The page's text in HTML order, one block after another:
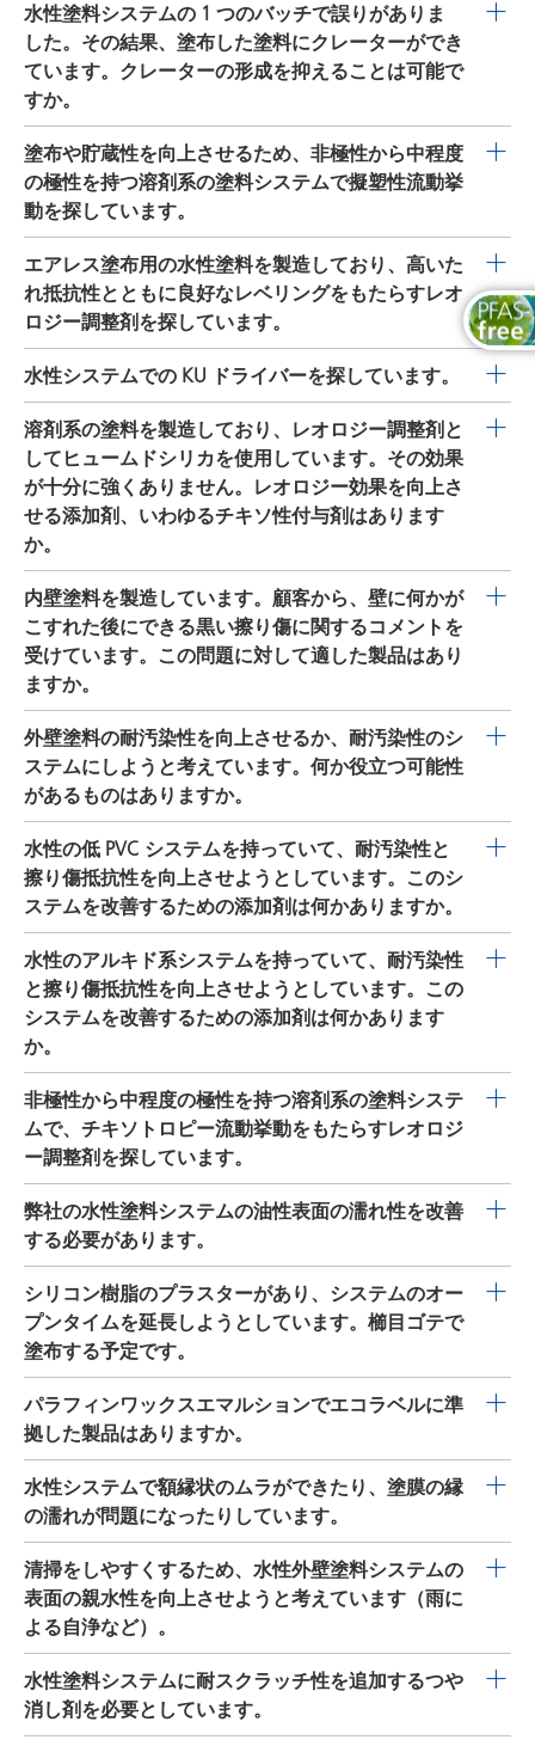
熱可塑性プラスチック
木工および家具用塗料
水性塗料システムの 1 つのバッチで誤りがありま
した。その結果、塗布した塗料にクレーターができ
ています。クレーターの形成を抑えることは可能で
すか。
BYK-3450とBYK-3451は、非常に小さく移動性のあるシ
リコン系界面活性剤用添加剤です。表面張力の大きな差
を補い、表面のクレーター形成を抑制します。
塗布や貯蔵性を向上させるため、非極性から中程度
の極性を持つ溶剤系の塗料システムで擬塑性流動挙
動を探しています。
GARAMITE-7303は、従来の有機親和性フィロケイ酸塩
（有機粘土）と比較して複数の利点を提供するレオロジ
ー添加剤です。従来のフィロケイ酸塩は通常、分散を保
つために高せん断力での導入と極性のアクチベーターを
必要とします。これに対して、GARAMITE-7303は中程
度のせん断力の下、溶剤およびバインダーへ容易に導入
および活性化することが可能です。本添加剤は高擬塑性
粘度プロファイルを持っています。GARAMITE-7303
は、低せん断領域で高粘度の調合を製造することを可能
にし、その結果、非常に優れた沈降防止性およびシネレ
シス防止性が得られます。せん断力を加えることにより
粘度が大幅に低下し、塗布性が大幅に向上します。本添
加剤はさまざまな方法で導入可能です。GARAMITE-7303
をミルベースで直接分散させるか、溶剤中の 10～15％の
ペーストとしてミルベースまたはレットダウンに添加し
ます。本添加剤は、十分なせん断力で溶剤に導入する必
要があります。ミリング工程中に添加する場合は、顔料
とフィラーを添加する前に、中程度のせん断力でバイン
ダーおよび溶剤に事前に分散させることを推奨します。
GARAMITE-7303の効果は、ブースターや少量の極性溶
剤または水を添加することでさらに強化することが可能
です。
エアレス塗布用の水性塗料を製造しており、高いた
れ抵抗性とともに良好なレベリングをもたらすレオ
ロジー調整剤を探しています。
RHEOBYK-7610は、低せん断領域で粘度をかなり増加さ
せると同時に、非常に良好なレベリングを維持します。
本添加剤は液体で、取り扱いが容易です。貯蔵安定性が
向上します。導入の際に、pH 値の調整や温度制御は不要
です。自己レベリングおよび高いたれ防止性のため、
RHEOBYK-7610の使用はエアレス、エアミックス、HVLP
塗布用のシステムでの使用が特に推奨されます。高せん
断領域で有効なレオロジー添加剤と併用することで、最
適な加工性が得られます。 推奨レベル： 目標とする調合
の性質に応じて、全調合に対して 0.2～2％の添加剤（納
入形態）。 上記の推奨レベルを方針として使用すること
ができます。最適なレベルは、一連のラボ試験を通して
決定されます。
水性システムでの KU ドライバーを探しています。
RHEOBYK-M 2600 VFは、中せん断領域で粘度を大幅に
増加させます。本添加剤を使用すると、塗布の際のスパ
ッタが抑制され、良好なレベリングを持つより厚い層が
得られます。本添加剤は液体なので、取り扱いが簡単で
す。導入の際に、pH 値の調整や温度制御は不要です。
RHEOBYK-M 2600 VFは、アクリル酸、アクリル酸スチ
レン、ポリ酢酸ビニルのバインダーベースの多様な水系
や、PU およびアルキド系エマルション、エポキシ分散液
で使用されます。 推奨レベル： 目標とする調合の性質に
応じて、全調合に対して 0.4～2％の添加剤（納入形
態）。 上記の推奨レベルを方針として使用することがで
きます。最適なレベルは、一連のラボ試験を通して決定
されます。
溶剤系の塗料を製造しており、レオロジー調整剤と
してヒュームドシリカを使用しています。その効果
が十分に強くありません。レオロジー効果を向上さ
せる添加剤、いわゆるチキソ性付与剤はあります
か。
RHEOBYK-7405は、芳香族フリーおよびスズフリーのレ
オロジー添加剤で、チキソトロピー促進剤として、有機
親和性フィロケイ酸塩または発熱性ヒュームドシリカを
含有する無溶剤型および溶剤系のシステムで使用されま
す。本添加剤は、フィロケイ酸塩やヒュームドシリカの
3 次元ネットワーク構造に架橋を追加して強化し、それ
によりチキソトロピーを促進します。この理由から、フ
ィロケイ酸塩またはヒュームドシリカが少量でも、十分
に高いたれ防止性とレベリングの向上が得られます。透
明仕上げと顔料系のシステムの両方で、チキソトロピー
が顕著にかなり促進されます。 RHEOBYK-7405は、有機
親和性フィロケイ酸塩または発熱性ヒュームドシリカの
分散前後に撹拌中の調合に添加することができます。 推
奨レベル： 有機物親和性フィロケイ酸塩または発熱性ヒ
ュームドシリカに対して 10～40％ の添加剤（納入形
態）。 上記の推奨レベルを方針として使用することがで
きます。最適なレベルは、一連のラボ試験を通して決定
されます。
内壁塗料を製造しています。顧客から、壁に何かが
こすれた後にできる黒い擦り傷に関するコメントを
受けています。この問題に対して適した製品はあり
ますか。
CERAFLOUR 916は壁塗料に表面構造を形成し、機械的応
力から保護する盾の役割を果たします。中および高 PVC
システムの擦り傷抵抗性および耐汚染性を向上させま
す。
外壁塗料の耐汚染性を向上させるか、耐汚染性のシ
ステムにしようと考えています。何か役立つ可能性
があるものはありますか。
CERAFLOUR 916は表面構造を形成し、システムの機械的
抵抗性を向上させ、汚染物やその他の粒子の付着を抑制
します。特殊な微細化ワックスとポリマーの混合によ
り、清掃のしやすさを向上させます。
水性の低 PVC システムを持っていて、耐汚染性と
擦り傷抵抗性を向上させようとしています。このシ
ステムを改善するための添加剤は何かありますか。
BYK-378は、高分子シリコン添加剤で、表面の上部に移
動してシステムのレベリングおよびスリップ性を向上さ
せます。これにより、汚染物が表面に付着できなくな
り、機械的応力のレベルが減少し、どのような物体も滑
りやすくなります。
水性のアルキド系システムを持っていて、耐汚染性
と擦り傷抵抗性を向上させようとしています。この
システムを改善するための添加剤は何かあります
か。
AQUACER 497はパラフィン系ワックスエマルション
で、アルキド系エマルションなどとの相溶性が非常に高
く、優れた表面のスリップ性および撥水性が得られま
す。これにより、汚染物が表面に付着できなくなり、機
械的応力のレベルが減少し、どのような物体も滑りやす
くなります。
非極性から中程度の極性を持つ溶剤系の塗料システ
ムで、チキソトロピー流動挙動をもたらすレオロジ
ー調整剤を探しています。
CLAYTONE-AFは、非極性から中程度の極性を持つシステ
ムでチキソトロピー流動挙動を生成するための、有機親
和性フィロケイ酸塩ベースの粉末状レオロジー添加剤で
す。その特別な有機的修飾のため、 CLAYTONE-AFは非極
性から中程度の極性を持つコーティングシステムの流動
挙動に影響を与えるのに最適です。本添加剤を使用する
とチキソトロピー流動挙動が得られるため、たれ防止性
が向上すると同時に、良好なレベリングが維持されま
す。また、貯蔵安定性が最適化され、顔料やフィラーの
沈降を防止します。本添加剤は撹拌中に導入され、でき
れば少なくとも 10 分間、高せん断力でミルベースで分
散させます。または、10％のペーストを使用して導入す
ることも可能です。
CLAYTONE-AFの効果は、ブースター
や少量の極性溶剤または水を添加することで強化するこ
とが可能です。 推奨レベル： 全調合に対して 0.3～2％
の添加剤（納入形態）。 上記の推奨レベルを方針として
使用することができます。最適なレベルは、一連のラボ
試験を通して決定されます。
弊社の水性塗料システムの油性表面の濡れ性を改善
する必要があります。
BYK-3450とBYK-3451は、非常に小さく移動性のあるシ
リコン系界面活性剤用添加剤です。表面張力を大幅に減
少させることで、塗料システムよりも表面張力が小さい
表面（油性金属またはその他の非極性表面など）での濡
れ性が向上します。
シリコン樹脂のプラスターがあり、システムのオー
プンタイムを延長しようとしています。櫛目ゴテで
塗布する予定です。
AQUACER 497と AQUACER 539はパラフィン系ワック
スエマルションです。低融点のワックス粒子が、櫛目ゴ
テで塗布する際、滑らかな仕上げ面を提供します。
パラフィンワックスエマルションでエコラベルに準
拠した製品はありますか。
AQUACER 1039は、AQUACER 539をエコラベルに準拠
させた製品です。
水性システムで額縁状のムラができたり、塗膜の縁
の濡れが問題になったりしています。
RHEOBYK-H 3300VFは、水系用 VOC フリーの会合性増
粘剤（HEUR）で、わずかな擬塑性流動挙動を生成しま
す。この擬塑性は、塗料システムのはじき性を上回りま
す。そのため、塗布した状態で塗膜が形成されます。
清掃をしやすくするため、水性外壁塗料システムの
表面の親水性を向上させようと考えています（雨に
よる自浄など）。
BYK-3566は、レベリングを向上させ、表面エネルギー
を増加させる界面活性添加剤です。特別な修飾のため、
統合された親水性基が空中を向くことで、雨が表面を完
水性塗料システムに耐スクラッチ性を追加するつや
消し剤を必要としています。